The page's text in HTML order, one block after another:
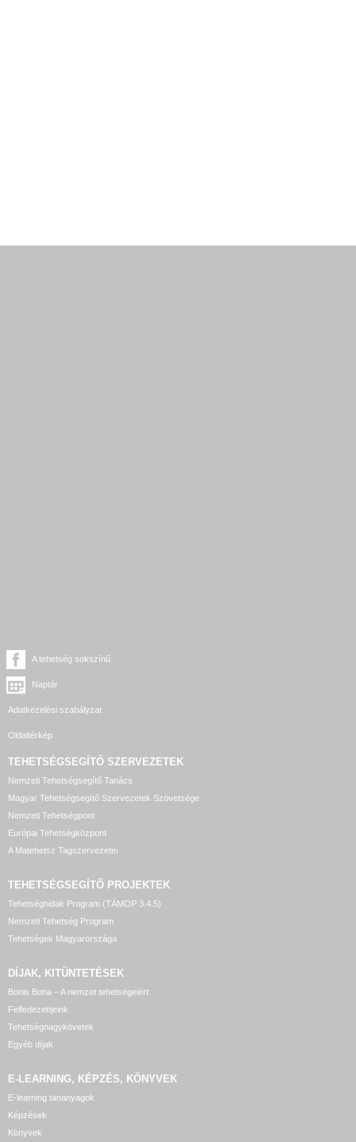
A tehetség sokszínű
Naptár
Adatkezelési szabályzat
Oldaltérkép
TEHETSÉGSEGÍTŐ SZERVEZETEK
Nemzeti Tehetségsegítő Tanács
Magyar Tehetségsegítő Szervezetek Szövetsége
Nemzeti Tehetségpont
Európai Tehetségközpont
A Matehetsz Tagszervezetei
TEHETSÉGSEGÍTŐ PROJEKTEK
Tehetséghidak Program (TÁMOP 3.4.5)
Nemzeti Tehetség Program
Tehetségek Magyarországa
DÍJAK, KITÜNTETÉSEK
Bonis Bona – A nemzet tehetségeiért
Felfedezettjeink
Tehetségnagykövetek
Egyéb díjak
E-LEARNING, KÉPZÉS, KÖNYVEK
E-learning tananyagok
Képzések
Könyvek